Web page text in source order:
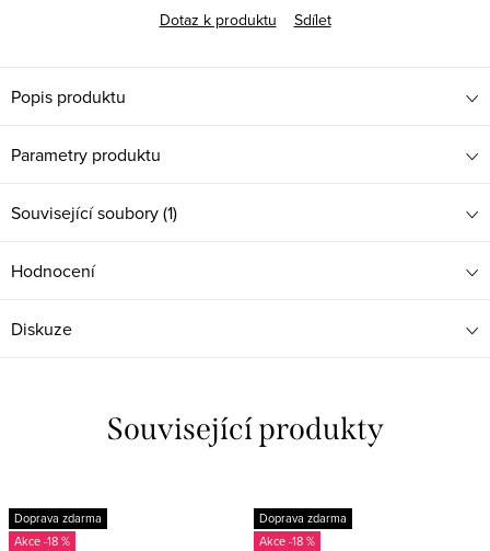
Dotaz k produktu
Sdílet
Popis produktu
Parametry produktu
Související soubory (1)
Hodnocení
Diskuze
Související produkty
Doprava zdarma
-18 %
Doprava zdarma
-18 %